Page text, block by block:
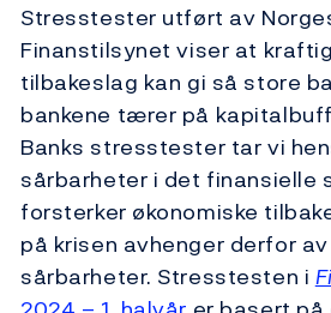
Stresstester utført av
Finanstilsynet viser at
tilbakeslag kan gi så store
bankene tærer på
Banks stresstester tar vi
sårbarheter i det finansielle
forsterker økonomiske
på krisen avhenger derfor
sårbarheter. Stresstesten i